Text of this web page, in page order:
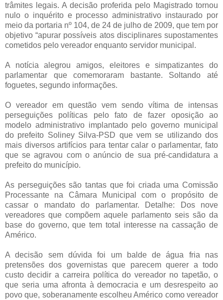
trâmites legais. A decisão proferida pelo Magistrado tornou
nulo o inquérito e processo administrativo instaurado por
meio da portaria nº 104, de 24 de julho de 2009, que tem por
objetivo “apurar possíveis atos disciplinares supostamentes
cometidos pelo vereador enquanto servidor municipal.
A notícia alegrou amigos, eleitores e simpatizantes do
parlamentar que comemoraram bastante. Soltando até
foguetes, segundo informações.
O vereador em questão vem sendo vítima de intensas
perseguições políticas pelo fato de fazer oposição ao
modelo administrativo implantado pelo governo municipal
do prefeito Soliney Silva-PSD que vem se utilizando dos
mais diversos artifícios para tentar calar o parlamentar, fato
que se agravou com o anúncio de sua pré-candidatura a
prefeito do município.
As perseguições são tantas que foi criada uma Comissão
Processante na Câmara Municipal com o propósito de
cassar o mandato do parlamentar. Detalhe: Dos nove
vereadores que compõem aquele parlamento seis são da
base do governo, que tem total interesse na cassação de
Américo.
A decisão sem dúvida foi um balde de água fria nas
pretensões dos governistas que parecem querer a todo
custo decidir a carreira política do vereador no tapetão, o
que seria uma afronta à democracia e um desrespeito ao
povo que, soberanamente escolheu Américo como vereador